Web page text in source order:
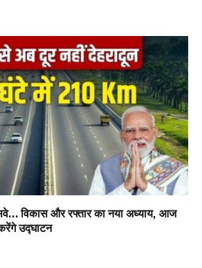
विकास और रफ्तार का नया अध्याय, आज
उद्घाटन